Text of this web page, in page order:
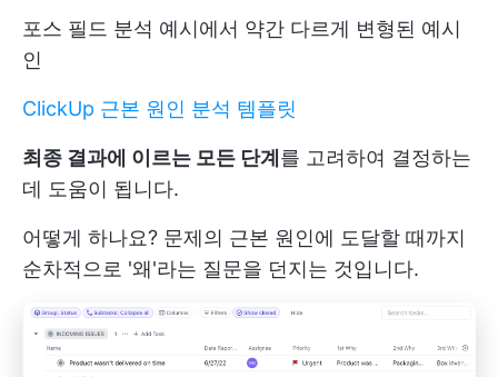
포스 필드 분석 예시에서 약간 다르게 변형된 예시
인
ClickUp 근본 원인 분석 템플릿
최종 결과에 이르는 모든 단계 를 고려하여 결정하는
데 도움이 됩니다.
어떻게 하나요? 문제의 근본 원인에 도달할 때까지
순차적으로 '왜'라는 질문을 던지는 것입니다.